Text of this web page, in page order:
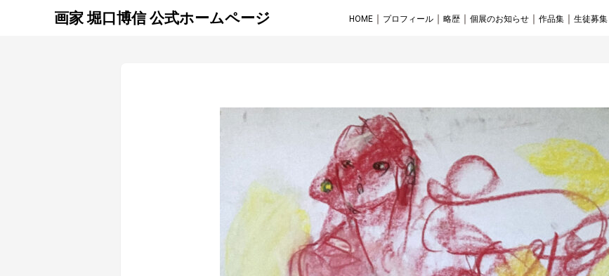
画家 堀口博信 公式ホームページ HOME ｜ プロフィール ｜ 略歴 ｜ 個展のお知らせ ｜ 作品集 ｜ 生徒募集